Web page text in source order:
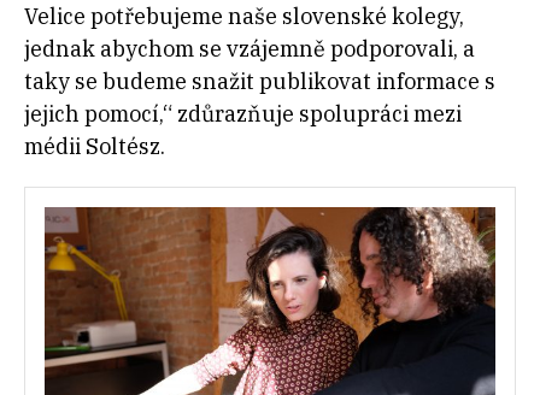
Velice potřebujeme naše slovenské kolegy,
jednak abychom se vzájemně podporovali, a
taky se budeme snažit publikovat informace s
jejich pomocí,“ zdůrazňuje spolupráci mezi
médii Soltész.